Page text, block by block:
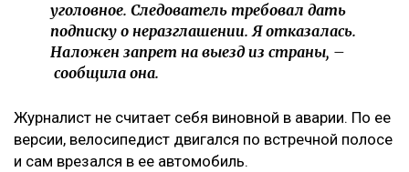
уголовное. Следователь требовал дать
подписку о неразглашении. Я отказалась.
Наложен запрет на выезд из страны, –
сообщила она.
Журналист не считает себя виновной в аварии. По ее
версии, велосипедист двигался по встречной полосе
и сам врезался в ее автомобиль.